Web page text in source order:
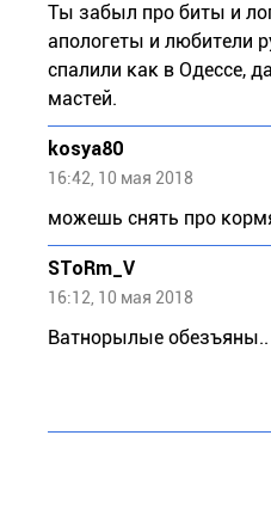
Ты забыл про биты и
апологеты и любители
спалили как в Одессе,
мастей.
kosya80
16:42, 10 мая 2018
можешь снять про
SToRm_V
16:12, 10 мая 2018
Ватнорылые обезъяны..